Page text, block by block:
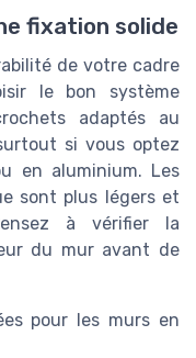
fixation solide
de votre cadre
le bon système
adaptés au
si vous optez
en aluminium. Les
sont plus légers et
à vérifier la
du mur avant de
pour les murs en